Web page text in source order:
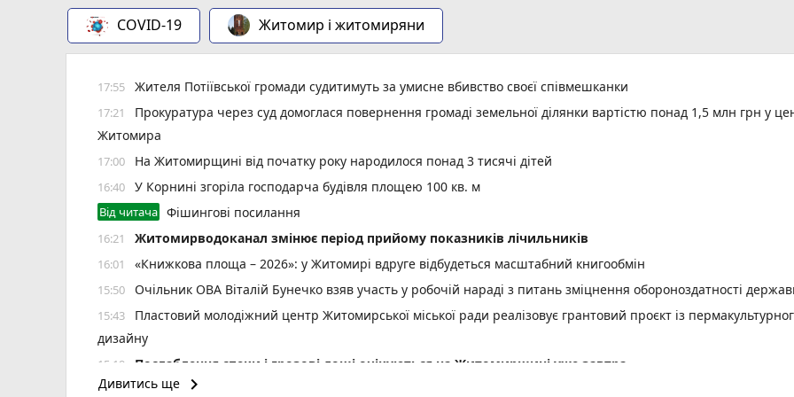
COVID-19 Житомир і житомиряни
17:55 Жителя Потіївської громади судитимуть за умисне вбивство своєї співмешканки
17:21
Прокуратура через суд домоглася повернення громаді земельної ділянки вартістю понад 1,5 млн грн у
Житомира
17:00 На Житомирщині від початку року народилося понад 3 тисячі дітей
16:40 У Корнині згоріла господарча будівля площею 100 кв. м
Від читача Фішингові посилання
16:21 Житомирводоканал змінює період прийому показників лічильників
16:01 «Книжкова площа – 2026»: у Житомирі вдруге відбудеться масштабний книгообмін
15:50 Очільник ОВА Віталій Бунечко взяв участь у робочій нараді з питань зміцнення обороноздатності
15:43
Пластовий молодіжний центр Житомирської міської ради реалізовує грантовий проєкт із
дизайну
15:19 Послаблення спеки і грозові дощі очікуються на Житомирщині уже завтра
15:00 Стартує новий набір на навчання із сонячної енергетики для ветеранів, ветеранок та їхніх сімей
Дивитись ще keyboard_arrow_right